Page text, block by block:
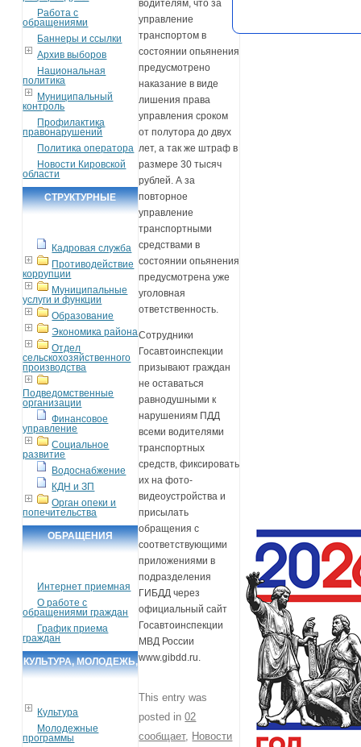
Работа с
обращениями
Баннеры и ссылки
Архив выборов
Национальная
политика
Муниципальный
контроль
Профилактика
правонарушений
Политика оператора
Новости Кировской
области
СТРУКТУРНЫЕ
Кадровая служба
Противодействие
коррупции
Муниципальные
услуги и функции
Образование
Экономика района
Отдел
сельскохозяйственного
производства
Подведомственные
организации
Финансовое
управление
Социальное
развитие
Водоснабжение
КДН и ЗП
Орган опеки и
попечительства
ОБРАЩЕНИЯ
Интернет приемная
О работе с
обращениями граждан
График приема
граждан
КУЛЬТУРА, МОЛОДЕЖЬ,
Культура
Молодежные
программы
водителям, что за
управление
транспортом в
состоянии опьянения
предусмотрено
наказание в виде
лишения права
управления сроком
от полутора до двух
лет, а так же штраф в
размере 30 тысяч
рублей. А за
повторное
управление
транспортными
средствами в
состоянии опьянения
предусмотрена уже
уголовная
ответственность.
Сотрудники
Госавтоинспекции
призывают граждан
не оставаться
равнодушными к
нарушениям ПДД
всеми водителями
транспортных
средств, фиксировать
их на фото-
видеоустройства и
присылать
обращения с
соответствующими
приложениями в
подразделения
ГИБДД через
официальный сайт
Госавтоинспекции
МВД России
www.gibdd.ru.
This entry was
posted in02
сообщает, Новости